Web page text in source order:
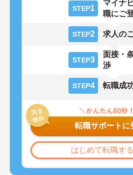
STEP1
マイナ
職にご
STEP2 求人の
STEP3
面接・
渉
STEP4 転職成
転職サポートに
はじめて転職す